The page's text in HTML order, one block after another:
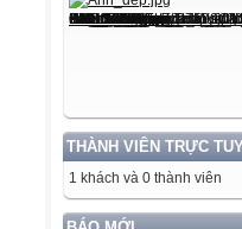
THÀNH VIÊN TRỰC
1 khách và 0 thành viên